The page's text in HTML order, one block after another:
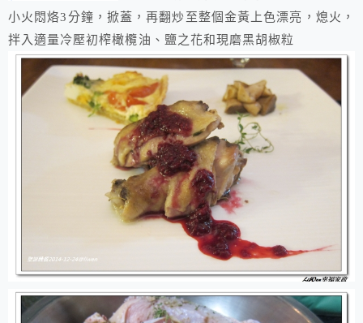
小火悶烙3分鐘，掀蓋，再翻炒至整個金黃上色漂亮，熄火，
拌入適量冷壓初榨橄欖油、鹽之花和現磨黑胡椒粒